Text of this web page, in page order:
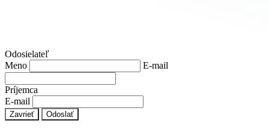
Odosielateľ
Meno
E-mail
Príjemca
E-mail
Zavrieť Odoslať